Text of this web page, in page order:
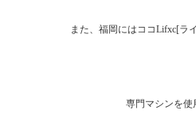
また、福岡にはココLifxc[ラ
専門マシンを使